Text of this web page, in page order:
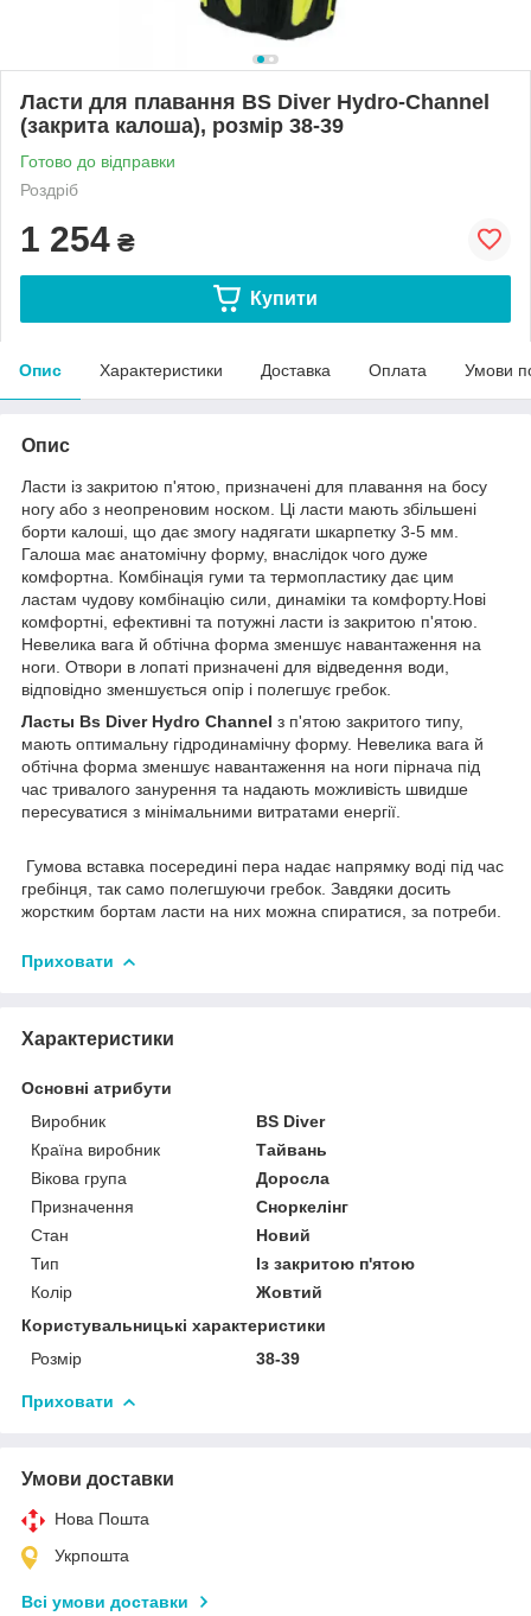
Ласти для плавання BS Diver Hydro-Channel
(закрита калоша), розмір 38-39
Готово до відправки
Роздріб
1 254 ₴
Купити
Опис Характеристики Доставка Оплата Умови
Опис
Ласти із закритою п'ятою, призначені для плавання на босу
ногу або з неопреновим носком. Ці ласти мають збільшені
борти калоші, що дає змогу надягати шкарпетку 3-5 мм.
Галоша має анатомічну форму, внаслідок чого дуже
комфортна. Комбінація гуми та термопластику дає цим
ластам чудову комбінацію сили, динаміки та комфорту.Нові
комфортні, ефективні та потужні ласти із закритою п'ятою.
Невелика вага й обтічна форма зменшує навантаження на
ноги. Отвори в лопаті призначені для відведення води,
відповідно зменшується опір і полегшує гребок.
Ласты Bs Diver Hydro Channel з п'ятою закритого типу,
мають оптимальну гідродинамічну форму. Невелика вага й
обтічна форма зменшує навантаження на ноги пірнача під
час тривалого занурення та надають можливість швидше
пересуватися з мінімальними витратами енергії.
Гумова вставка посередині пера надає напрямку воді під час
гребінця, так само полегшуючи гребок. Завдяки досить
жорстким бортам ласти на них можна спиратися, за потреби.
Приховати
Характеристики
Основні атрибути
Виробник
BS Diver
Країна виробник
Тайвань
Вікова група
Доросла
Призначення
Сноркелінг
Стан
Новий
Тип
Із закритою п'ятою
Колір
Жовтий
Користувальницькі характеристики
Розмір
38-39
Приховати
Умови доставки
Нова Пошта
Укрпошта
Всі умови доставки